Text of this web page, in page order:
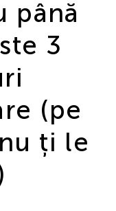
până
3
(pe
ți le